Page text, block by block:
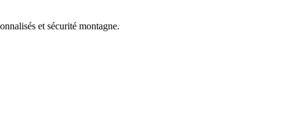
et sécurité montagne.